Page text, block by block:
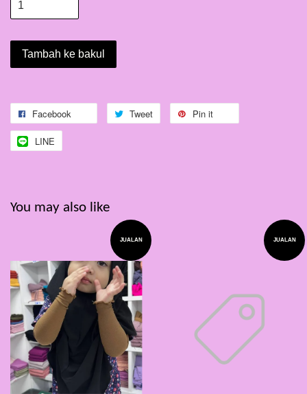
Tambah ke bakul
Facebook Tweet Pin it
LINE
You may also like
JUALAN JUALAN